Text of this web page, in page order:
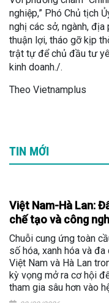
nghiệp,” Phó Chủ tịch
nghị các sở, ngành,
thuận lợi, tháo gỡ kịp
trật tự để chủ đầu tư
kinh doanh./.
Theo Vietnamplus
TIN MỚI
Việt Nam-Hà Lan:
chế tạo và công
Chuỗi cung ứng toàn
số hóa, xanh hóa và
Việt Nam và Hà Lan
kỳ vọng mở ra cơ hội
tham gia sâu hơn vào